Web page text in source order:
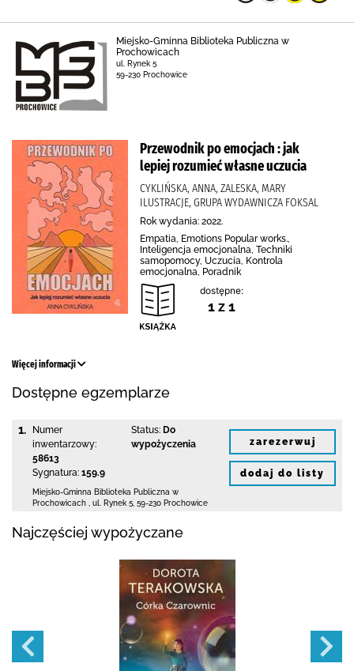
Miejsko-Gminna Biblioteka Publiczna w
Prochowicach
ul. Rynek 5
59-230 Prochowice
Przewodnik po emocjach : jak
lepiej rozumieć własne uczucia
CYKLIŃSKA, ANNA, ZALESKA, MARY
ILUSTRACJE, GRUPA WYDAWNICZA FOKSAL
Rok wydania: 2022.
Empatia, Emotions Popular works.,
Inteligencja emocjonalna, Techniki
samopomocy, Uczucia, Kontrola
emocjonalna, Poradnik
dostępne:
1 z 1
Więcej informacji
Dostępne egzemplarze
1.
Numer
inwentarzowy:
58613
Sygnatura: 159.9
Status: Do
wypożyczenia
Miejsko-Gminna Biblioteka Publiczna w
Prochowicach
ul. Rynek 5 59-230 Prochowice
zarezerwuj
dodaj do listy
Najczęściej wypożyczane